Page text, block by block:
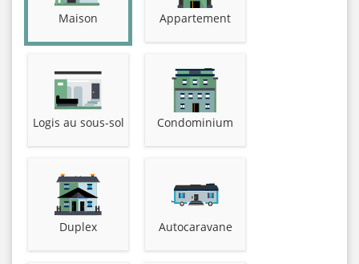
Maison Appartement
Logis au sous-sol Condominium
Duplex Autocaravane